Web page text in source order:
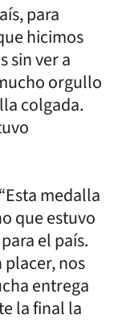
para
hicimos
sin ver a
orgullo
colgada.
medalla
que estuvo
el país.
nos
entrega
la final la